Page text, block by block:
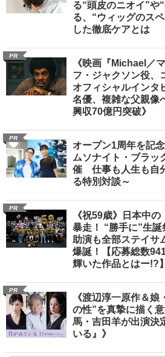
る“頭皮のニオイ”や
る、“ウィッグのス
した徹底ケアとは
PR
《映画『Michael／
フ・ジャクソン役、
オフィシャルインタ
名優、複雑な父親像
興収70億円突破》
PR
オープン1周年を記
ムソナイト・ブラッ
催 仕事も人生も自
る特別対談～
PR
《祝59歳》日本中
暴走！ “勝手に”生
助演も全部ステイサ
爆誕！【応募総数
輝いた作品とはー!?】
PR
《渡辺淳一原作＆
の性”を真摯に描く
馬・吉田羊が出演決
いる』》